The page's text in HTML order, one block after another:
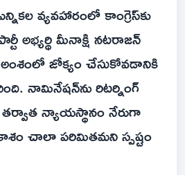
వ్యవహారంలో కాంగ్రెస్‌కు
అభ్యర్థి మీనాక్షి నటరాజన్‌
జోక్యం చేసుకోవడానికి
నామినేషన్‌ను రిటర్నింగ్‌
న్యాయస్థానం నేరుగా
చాలా పరిమితమని స్పష్టం